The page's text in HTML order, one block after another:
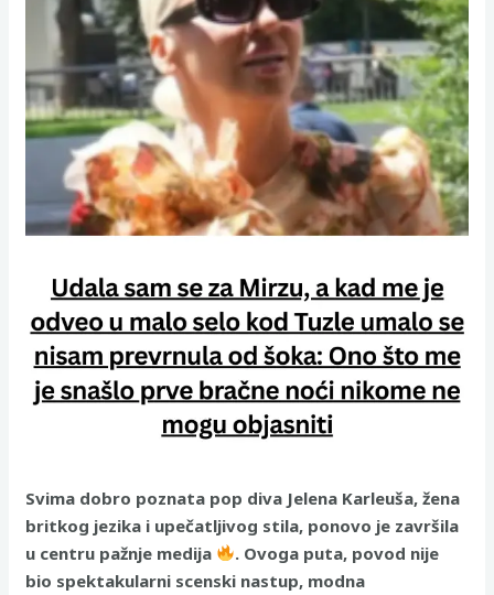
Svima dobro poznata pop diva Jelena Karleuša, žena
britkog jezika i upečatljivog stila, ponovo je završila
u centru pažnje medija
. Ovoga puta, povod nije
bio spektakularni scenski nastup, modna